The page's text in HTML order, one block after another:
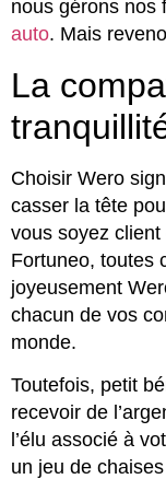
nous gérons nos
auto. Mais
La
Choisir Wero
casser la tête
vous soyez
Fortuneo, toutes
joyeusement
chacun de vos
monde.
Toutefois, petit
recevoir de
l’élu associé à
un jeu de